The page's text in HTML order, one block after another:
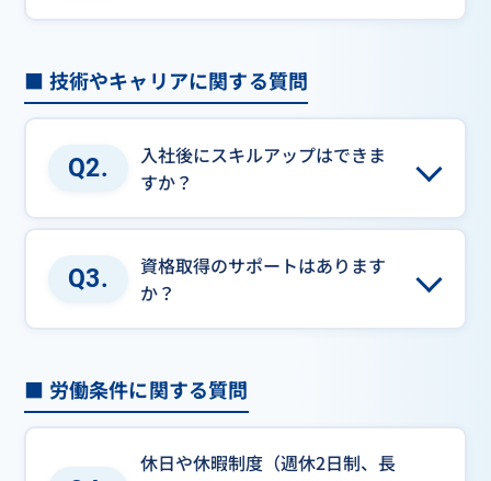
■ 技術やキャリアに関する質問
Q2.
入社後にスキルアップはできま
すか？
Q3.
資格取得のサポートはあります
か？
■ 労働条件に関する質問
休日や休暇制度（週休2日制、長